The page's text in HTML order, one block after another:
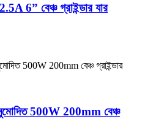
6” বেঞ্চ গ্রাইন্ডার যার
500W 200mm বেঞ্চ